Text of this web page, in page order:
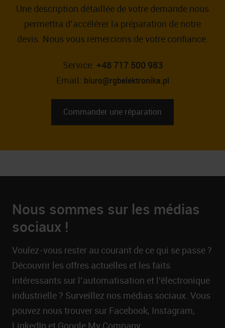
Une description détaillée de votre demande nous
permettra d’accélérer la préparation de notre
devis. Nous vous remercions de votre confiance.
Service: +48 717 500 983
Email: biuro@rgbelektronika.pl
Commander une réparation
Nous sommes sur les médias
sociaux !
Voulez-vous rester au courant de ce qui se passe ?
Découvrir les offres actuelles et les faits
intéressants sur l’automatisation et l’électronique
industrielle ? Surveillez nos médias sociaux. Vous
pouvez nous trouver sur Facebook, Instagram,
LinkedIn et Google My Company.